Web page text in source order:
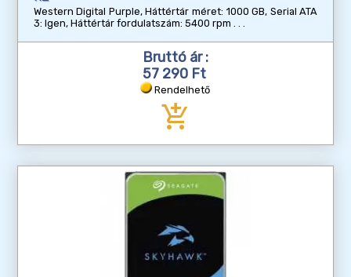
Western Digital Purple, Háttértár méret: 1000 GB, Serial ATA
3: Igen, Háttértár fordulatszám: 5400 rpm
Bruttó ár :
57 290 Ft
Rendelhető
add_shopping_cart